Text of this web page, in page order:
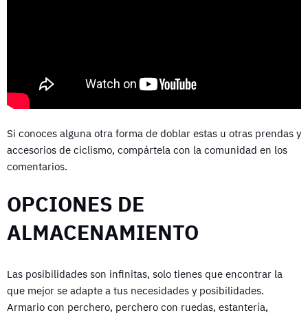
Si conoces alguna otra forma de doblar estas u otras prendas y
accesorios de ciclismo, compártela con la comunidad en los
comentarios.
OPCIONES DE
ALMACENAMIENTO
Las posibilidades son infinitas, solo tienes que encontrar la
que mejor se adapte a tus necesidades y posibilidades.
Armario con perchero, perchero con ruedas, estantería,